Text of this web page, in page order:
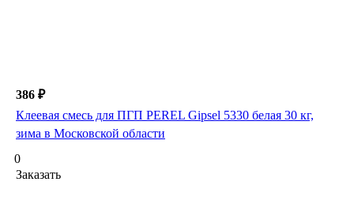
386 ₽
Клеевая смесь для ПГП PEREL Gipsel 5330 белая 30 кг,
зима в Московской области
0
Заказать